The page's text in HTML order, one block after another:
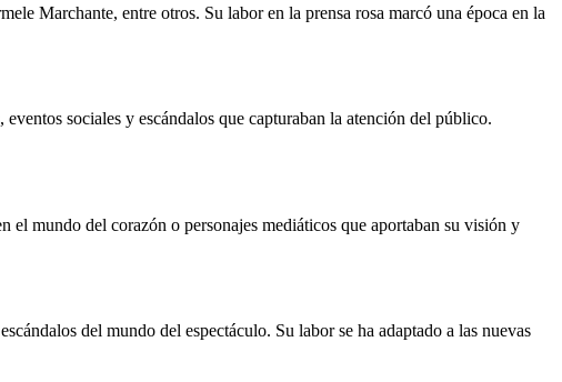
Marchante, entre otros. Su labor en la prensa rosa marcó una época en la
sociales y escándalos que capturaban la atención del público.
el mundo del corazón o personajes mediáticos que aportaban su visión y
del mundo del espectáculo. Su labor se ha adaptado a las nuevas